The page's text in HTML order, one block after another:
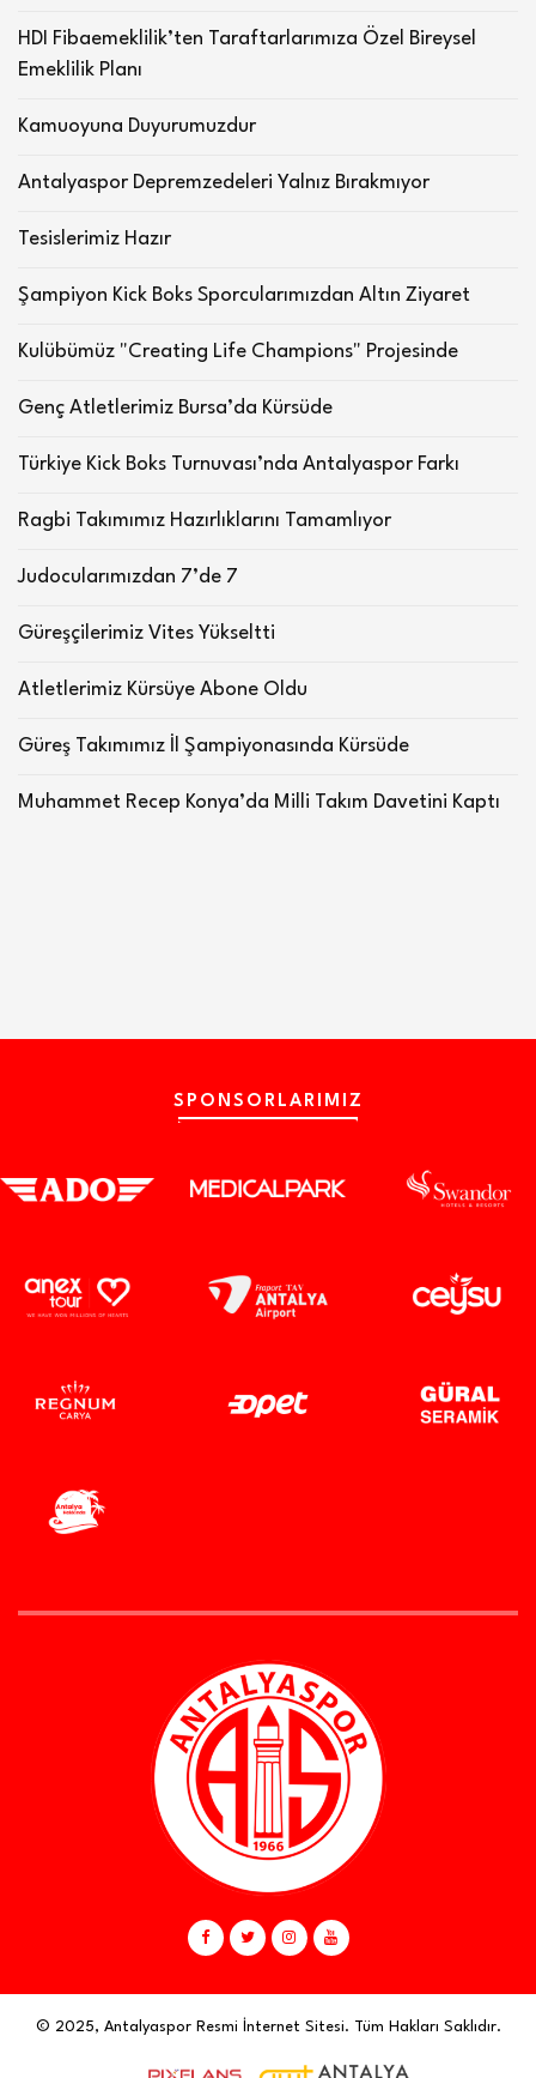
HDI Fibaemeklilik’ten Taraftarlarımıza Özel Bireysel
Emeklilik Planı
Kamuoyuna Duyurumuzdur
Antalyaspor Depremzedeleri Yalnız Bırakmıyor
Tesislerimiz Hazır
Şampiyon Kick Boks Sporcularımızdan Altın Ziyaret
Kulübümüz "Creating Life Champions" Projesinde
Genç Atletlerimiz Bursa’da Kürsüde
Türkiye Kick Boks Turnuvası’nda Antalyaspor Farkı
Ragbi Takımımız Hazırlıklarını Tamamlıyor
Judocularımızdan 7’de 7
Güreşçilerimiz Vites Yükseltti
Atletlerimiz Kürsüye Abone Oldu
Güreş Takımımız İl Şampiyonasında Kürsüde
Muhammet Recep Konya’da Milli Takım Davetini Kaptı
SPONSORLARIMIZ
© 2025, Antalyaspor Resmi İnternet Sitesi. Tüm Hakları Saklıdır.